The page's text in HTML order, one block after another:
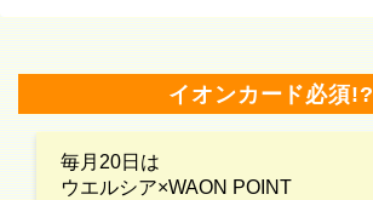
イオンカード必須!?
毎月20日は
ウエルシア×WAON POINT